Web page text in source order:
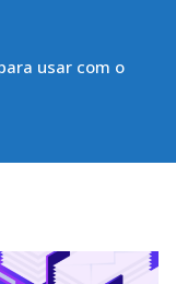
usar com o